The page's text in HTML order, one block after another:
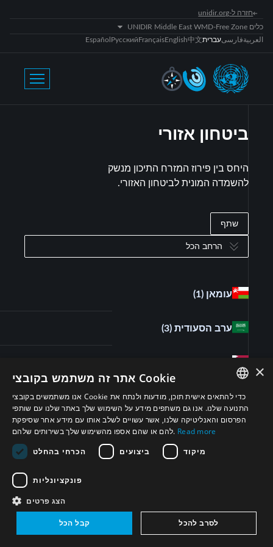
חזרה ל-unidir.org
כלים UNIDIR Middle East WMD-Free Zone
العربيةفارسیעברית中文
English
Français
Русский
Español
ביטחון אזורי
היחס בין פירוז המזרח התיכון מנשק
להשמדה המונית לביטחון האזורי.
שתף
הרחב הכל
עומאן (1)
ערב הסעודית (3)
סוריה (7)
מצרים(1)
סודאן(1)
ENGLISH
ARABIC
× אתר זה משתמש בקובצי Cookie
אנו משתמשים בקובצי Cookie כדי להתאים אישית תוכן, מודעות ולנתח את
התנועה שלנו. אנו גם משתפים מידע על השימוש שלך באתר שלנו עם שותפי
הפרסום והאנליטיקה שלנו, אשר עשויים לשלב אותו עם מידע אחר שסיפקת
להם או שהם אספו מהשימוש שלך בשירותים שלהם. Read more
הכרחי בהחלט
ביצועים מיקוד
פונקציונליות
הצג פרטים
קבל הכל לסרב להכל